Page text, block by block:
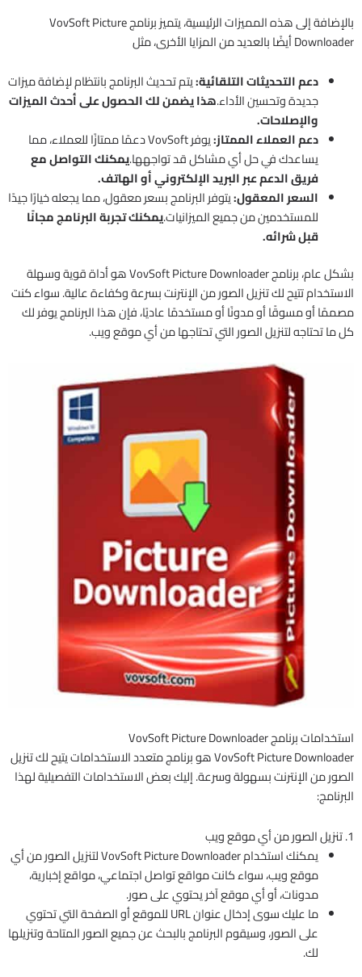
بالإضافة إلى هذه المميزات الرئيسية، يتميز برنامج VovSoft Picture
Downloader أيضًا بالعديد من المزايا الأخرى، مثل
دعم التحديثات التلقائية:يتم تحديث البرنامج بانتظام لإضافة ميزات
جديدة وتحسين الأداء.هذا يضمن لك الحصول على أحدث الميزات
والإصلاحات.
دعم العملاء الممتاز:
يوفر VovSoft دعمًا ممتازًا للعملاء، مما
يساعدك في حل أي مشاكل قد تواجهها.يمكنك التواصل مع
فريق الدعم عبر البريد الإلكتروني أو الهاتف.
السعر المعقول:يتوفر البرنامج بسعر معقول، مما يجعله خيارًا جيدًا
للمستخدمين من جميع الميزانيات.يمكنك تجربة البرنامج مجانًا
قبل شرائه.
بشكل عام، برنامج VovSoft Picture Downloader هو أداة قوية وسهلة
الاستخدام تتيح لك تنزيل الصور من الإنترنت بسرعة وكفاءة عالية. سواء كنت
مصممًا أو مسوقًا أو مدونًا أو مستخدمًا عاديًا، فإن هذا البرنامج يوفر لك
كل ما تحتاجه لتنزيل الصور التي تحتاجها من أي موقع ويب.
استخدامات برنامج VovSoft Picture Downloader
VovSoft Picture Downloader هو برنامج متعدد الاستخدامات يتيح لك تنزيل
الصور من الإنترنت بسهولة وسرعة. إليك بعض الاستخدامات التفصيلية لهذا
البرنامج:
1. تنزيل الصور من أي موقع ويب
يمكنك استخدام VovSoft Picture Downloader لتنزيل الصور من أي
موقع ويب، سواء كانت مواقع تواصل اجتماعي، مواقع إخبارية،
مدونات، أو أي موقع آخر يحتوي على صور.
ما عليك سوى إدخال عنوان URL للموقع أو الصفحة التي تحتوي
على الصور، وسيقوم البرنامج بالبحث عن جميع الصور المتاحة وتنزيلها
لك.